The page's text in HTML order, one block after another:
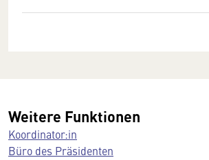
Weitere Funktionen
Koordinator:in
Büro des Präsidenten